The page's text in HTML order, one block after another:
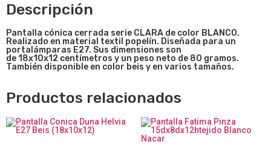
Descripción
Pantalla cónica cerrada serie CLARA de color BLANCO.
Realizado en material textil popelín. Diseñada para un
portalámparas E27. Sus dimensiones son
de 18x10x12 centímetros y un peso neto de 80 gramos.
También disponible en color beis y en varios tamaños.
Productos relacionados